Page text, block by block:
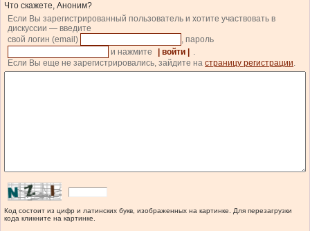
Что скажете, Аноним?
Если Вы зарегистрированный пользователь и хотите участвовать в
дискуссии — введите
свой логин (email)
, пароль
и нажмите
| войти |
.
Если Вы еще не зарегистрировались, зайдите на страницу регистрации.
Код состоит из цифр и латинских букв, изображенных на картинке. Для перезагрузки
кода кликните на картинке.